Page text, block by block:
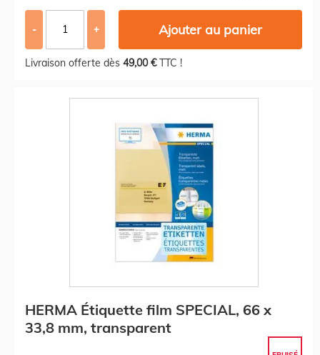
- + Ajouter au panier
Livraison offerte dès 49,00 €TTC !
HERMA Étiquette film SPECIAL, 66 x
33,8 mm, transparent